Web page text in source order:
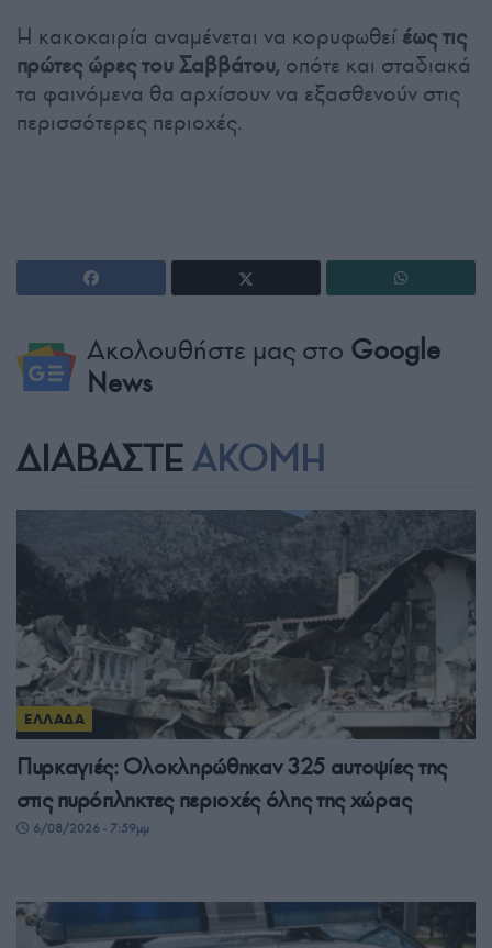
Η κακοκαιρία αναμένεται να κορυφωθεί έως τις
πρώτες ώρες του Σαββάτου, οπότε και σταδιακά
τα φαινόμενα θα αρχίσουν να εξασθενούν στις
περισσότερες περιοχές.
Ακολουθήστε μας στο Google
News
ΔΙΑΒΑΣΤΕ ΑΚΟΜΗ
ΕΛΛΑΔΑ
Πυρκαγιές: Ολοκληρώθηκαν 325 αυτοψίες της
στις πυρόπληκτες περιοχές όλης της χώρας
6/08/2026 - 7:59μμ